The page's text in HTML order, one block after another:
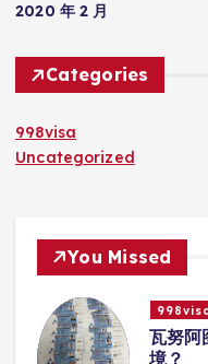
2020 年 2 月
Categories
998visa
Uncategorized
You Missed
瓦努阿
学校的